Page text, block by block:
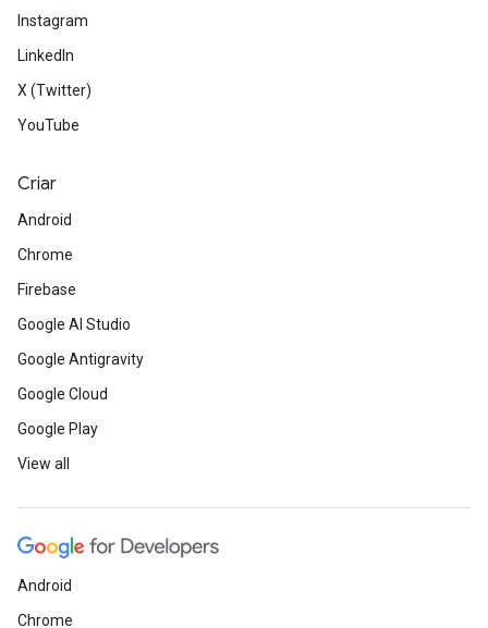
Instagram
LinkedIn
X (Twitter)
YouTube
Criar
Android
Chrome
Firebase
Google AI Studio
Google Antigravity
Google Cloud
Google Play
View all
Android
Chrome